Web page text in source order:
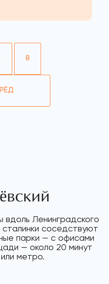
8
Ленинградского
соседствуют
парки — с офисами
— около 20 минут
метро.